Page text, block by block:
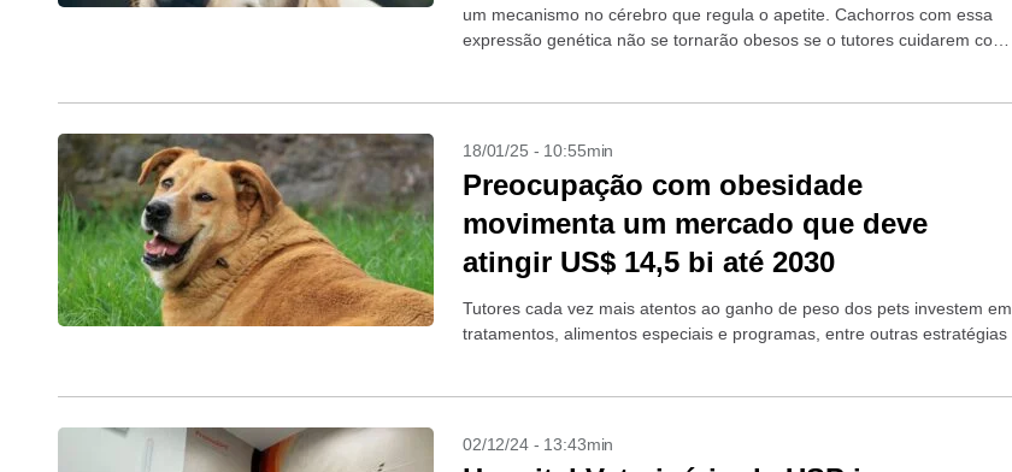
um mecanismo no cérebro que regula o apetite. Cachorros com essa
expressão genética não se tornarão obesos se o tutores cuidarem com
18/01/25 - 10:55min
Preocupação com obesidade
movimenta um mercado que deve
atingir US$ 14,5 bi até 2030
Tutores cada vez mais atentos ao ganho de peso dos pets investem em
tratamentos, alimentos especiais e programas, entre outras estratégias
02/12/24 - 13:43min